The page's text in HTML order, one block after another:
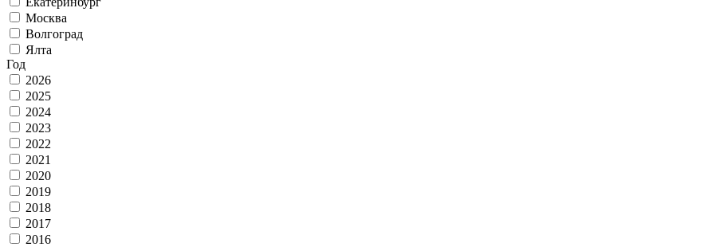
Москва
Волгоград
Ялта
Год
2026
2025
2024
2023
2022
2021
2020
2019
2018
2017
2016